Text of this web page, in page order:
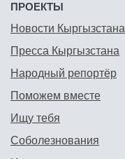
ПРОЕКТЫ
Новости Кыргызстана
Пресса Кыргызстана
Народный репортёр
Поможем вместе
Ищу тебя
Соболезнования